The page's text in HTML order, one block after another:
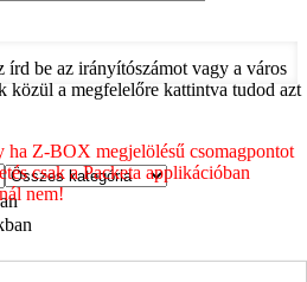
írd be az irányítószámot vagy a város
közül a megfelelőre kattintva tudod azt
Z-BOX megjelölésű csomagpontot
csak a Packeta applikációban
nem!